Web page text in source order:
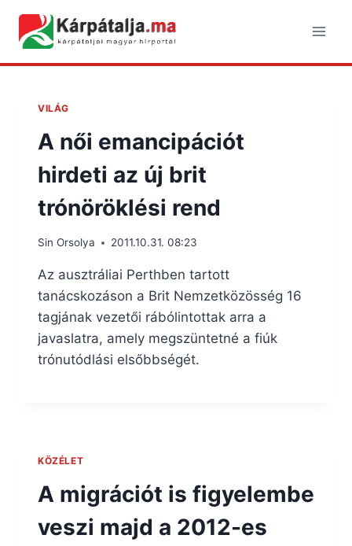
content
VILÁG
A női emancipációt
hirdeti az új brit
trónöröklési rend
Sin Orsolya 2011.10.31. 08:23
Az ausztráliai Perthben tartott
tanácskozáson a Brit Nemzetközösség 16
tagjának vezetői rábólintottak arra a
javaslatra, amely megszüntetné a fiúk
trónutódlási elsőbbségét.
KÖZÉLET
A migrációt is figyelembe
veszi majd a 2012-es